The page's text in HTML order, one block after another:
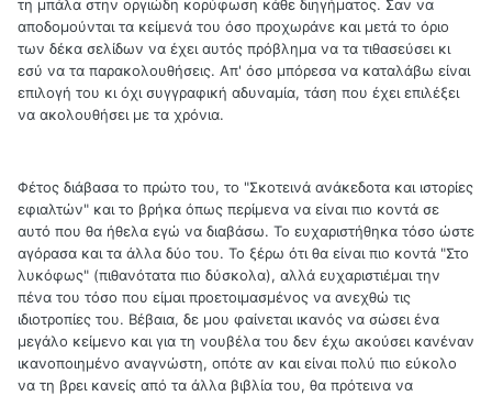
τη μπάλα στην οργιώδη κορύφωση κάθε διηγήματος. Σαν να
αποδομούνται τα κείμενά του όσο προχωράνε και μετά το όριο
των δέκα σελίδων να έχει αυτός πρόβλημα να τα τιθασεύσει κι
εσύ να τα παρακολουθήσεις. Απ' όσο μπόρεσα να καταλάβω είναι
επιλογή του κι όχι συγγραφική αδυναμία, τάση που έχει επιλέξει
να ακολουθήσει με τα χρόνια.
Φέτος διάβασα το πρώτο του, το "Σκοτεινά ανάκεδοτα και ιστορίες
εφιαλτών" και το βρήκα όπως περίμενα να είναι πιο κοντά σε
αυτό που θα ήθελα εγώ να διαβάσω. Το ευχαριστήθηκα τόσο ώστε
αγόρασα και τα άλλα δύο του. Το ξέρω ότι θα είναι πιο κοντά "Στο
λυκόφως" (πιθανότατα πιο δύσκολα), αλλά ευχαριστιέμαι την
πένα του τόσο που είμαι προετοιμασμένος να ανεχθώ τις
ιδιοτροπίες του. Βέβαια, δε μου φαίνεται ικανός να σώσει ένα
μεγάλο κείμενο και για τη νουβέλα του δεν έχω ακούσει κανέναν
ικανοποιημένο αναγνώστη, οπότε αν και είναι πολύ πιο εύκολο
να τη βρει κανείς από τα άλλα βιβλία του, θα πρότεινα να